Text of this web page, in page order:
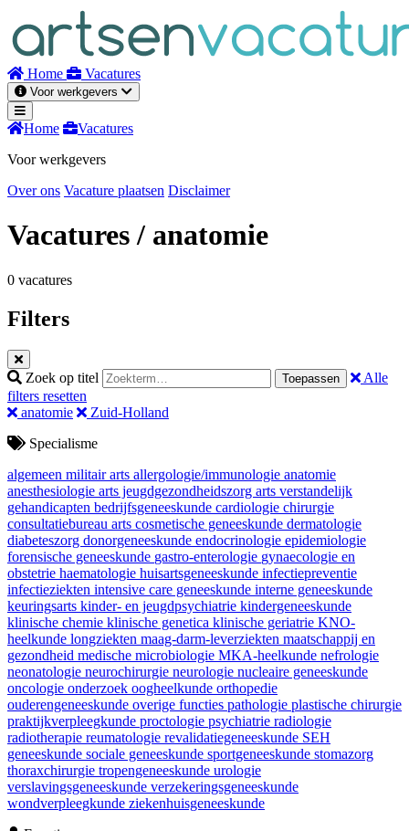
inhoud
Home Vacatures
Voor werkgevers
Home
Vacatures
Voor werkgevers
Over ons Vacature plaatsen Disclaimer
Vacatures/ anatomie
0 vacatures
Filters
Zoek op titel Toepassen
Alle
filters resetten
anatomie
Zuid-Holland
Specialisme
algemeen militair arts allergologie/immunologie anatomie
anesthesiologie arts jeugdgezondheidszorg arts verstandelijk
gehandicapten bedrijfsgeneeskunde cardiologie chirurgie
consultatiebureau arts cosmetische geneeskunde dermatologie
diabeteszorg donorgeneeskunde endocrinologie epidemiologie
forensische geneeskunde gastro-enterologie gynaecologie en
obstetrie haematologie huisartsgeneeskunde infectiepreventie
infectieziekten intensive care geneeskunde interne geneeskunde
keuringsarts kinder- en jeugdpsychiatrie kindergeneeskunde
klinische chemie klinische genetica klinische geriatrie KNO-
heelkunde longziekten maag-darm-leverziekten maatschappij en
gezondheid medische microbiologie MKA-heelkunde nefrologie
neonatologie neurochirurgie neurologie nucleaire geneeskunde
oncologie onderzoek oogheelkunde orthopedie
ouderengeneeskunde overige functies pathologie plastische chirurgie
praktijkverpleegkunde proctologie psychiatrie radiologie
radiotherapie reumatologie revalidatiegeneeskunde SEH
geneeskunde sociale geneeskunde sportgeneeskunde stomazorg
thoraxchirurgie tropengeneeskunde urologie
verslavingsgeneeskunde verzekeringsgeneeskunde
wondverpleegkunde ziekenhuisgeneeskunde